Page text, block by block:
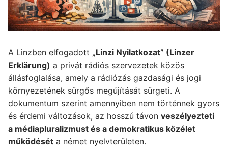
A Linzben elfogadott „Linzi Nyilatkozat” (Linzer
Erklärung) a privát rádiós szervezetek közös
állásfoglalása, amely a rádiózás gazdasági és jogi
környezetének sürgős megújítását sürgeti. A
dokumentum szerint amennyiben nem történnek gyors
és érdemi változások, az hosszú távon veszélyezteti
a médiapluralizmust és a demokratikus közélet
működését a német nyelvterületen.